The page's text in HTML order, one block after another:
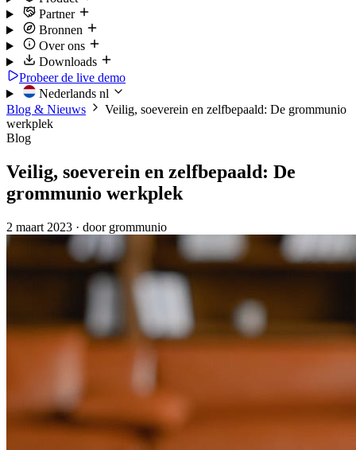
Partner
Bronnen
Over ons
Downloads
Probeer de live demo
Nederlands nl
Blog & Nieuws
Veilig, soeverein en zelfbepaald: De grommunio
werkplek
Blog
Veilig, soeverein en zelfbepaald: De
grommunio werkplek
2 maart 2023 · door grommunio